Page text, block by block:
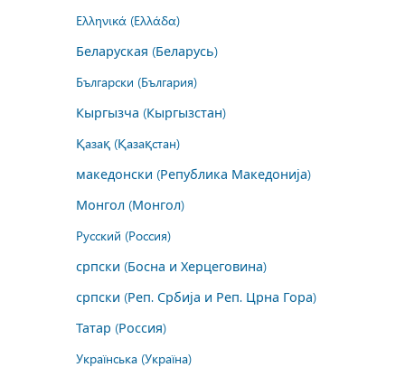
Ελληνικά (Ελλάδα)
Беларуская (Беларусь)
Български (България)
Кыргызча (Кыргызстан)
Қазақ (Қазақстан)
македонски (Република Македонија)
Монгол (Монгол)
Русский (Россия)
српски (Босна и Херцеговина)
српски (Реп. Србија и Реп. Црна Гора)
Татар (Россия)
Українська (Україна)